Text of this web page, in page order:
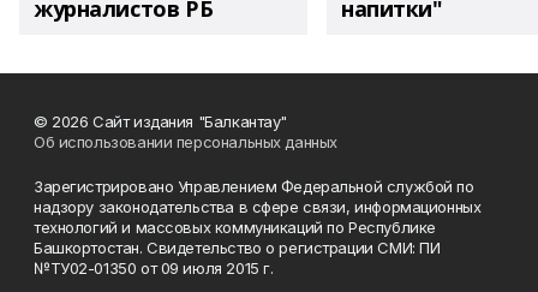
журналистов РБ напитки"
© 2026 Сайт издания "Балкантау"
Об использовании персональных данных
Зарегистрировано Управлением Федеральной службой по
надзору законодательства в сфере связи, информационных
технологий и массовых коммуникаций по Республике
Башкортостан. Свидетельство о регистрации СМИ: ПИ
№ТУ02-01350 от 09 июля 2015 г.